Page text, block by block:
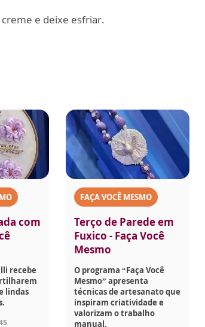
e deixe esfriar.
com
recebe
lindas
FAÇA VOCÊ MESMO
Terço de Parede em
Fuxico - Faça Você
Mesmo
O programa “Faça Você
Mesmo” apresenta
técnicas de artesanato que
inspiram criatividade e
valorizam o trabalho
manual.